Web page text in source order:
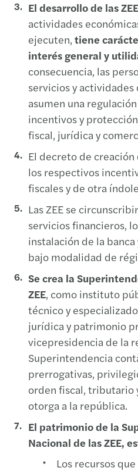
El desarrollo de las ZEE
actividades
ejecuten, tiene
interés general y
consecuencia, las
servicios y actividades
asumen una
incentivos y
fiscal, jurídica y
El decreto de
los respectivos
fiscales y de otra
Las ZEE se
servicios financieros,
instalación de la
bajo modalidad de
Se crea la
ZEE, como instituto
técnico y
jurídica y patrimonio
vicepresidencia de la
Superintendencia
prerrogativas,
orden fiscal, tributario
otorga a la república.
El patrimonio de la
Nacional de las ZEE,
Los recursos